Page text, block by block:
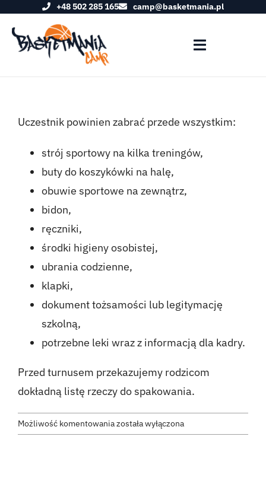
zawartości
+48 502 285 165 camp@basketmania.pl
Toggle
PROGRAM OBOZU
WYŻYWIENIE
FAQ
KADRA
KONTAKT
ZAPISZ DZIECKO
Uczestnik powinien zabrać przede wszystkim:
strój sportowy na kilka treningów,
buty do koszykówki na halę,
obuwie sportowe na zewnątrz,
bidon,
ręczniki,
środki higieny osobistej,
ubrania codzienne,
klapki,
dokument tożsamości lub legitymację
szkolną,
potrzebne leki wraz z informacją dla kadry.
Przed turnusem przekazujemy rodzicom
dokładną listę rzeczy do spakowania.
Możliwość komentowaniaCo
uczestnik
została wyłączona